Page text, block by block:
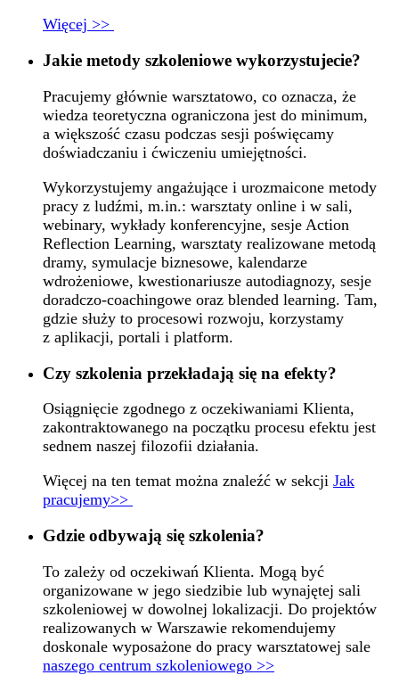
Więcej >>
Jakie metody szkoleniowe wykorzystujecie?
Pracujemy głównie warsztatowo, co oznacza, że
wiedza teoretyczna ograniczona jest do minimum,
a większość czasu podczas sesji poświęcamy
doświadczaniu i ćwiczeniu umiejętności.
Wykorzystujemy angażujące i urozmaicone metody
pracy z ludźmi, m.in.: warsztaty online i w sali,
webinary, wykłady konferencyjne, sesje Action
Reflection Learning, warsztaty realizowane metodą
dramy, symulacje biznesowe, kalendarze
wdrożeniowe, kwestionariusze autodiagnozy, sesje
doradczo-coachingowe oraz blended learning. Tam,
gdzie służy to procesowi rozwoju, korzystamy
z aplikacji, portali i platform.
Czy szkolenia przekładają się na efekty?
Osiągnięcie zgodnego z oczekiwaniami Klienta,
zakontraktowanego na początku procesu efektu jest
sednem naszej filozofii działania.
Więcej na ten temat można znaleźć w sekcji Jak
pracujemy>>
Gdzie odbywają się szkolenia?
To zależy od oczekiwań Klienta. Mogą być
organizowane w jego siedzibie lub wynajętej sali
szkoleniowej w dowolnej lokalizacji. Do projektów
realizowanych w Warszawie rekomendujemy
doskonale wyposażone do pracy warsztatowej sale
naszego centrum szkoleniowego >>